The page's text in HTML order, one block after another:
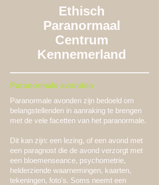
Ethisch
Paranormaal
Centrum
Kennemerland
Paranormale avonden
Paranormale avonden zijn bedoeld om
belangstellenden in aanraking te brengen
met de vele facetten van het paranormale.
Dit kan zijn: een lezing, of een avond met
een paragnost die de avond verzorgt met
een bloemenseance, psychometrie,
helderziende waarnemingen, kaarten,
tekeningen, foto's. Soms neemt een